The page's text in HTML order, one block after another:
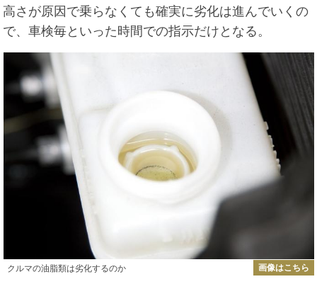
高さが原因で乗らなくても確実に劣化は進んでいくの
で、車検毎といった時間での指示だけとなる。
クルマの油脂類は劣化するのか 画像はこちら